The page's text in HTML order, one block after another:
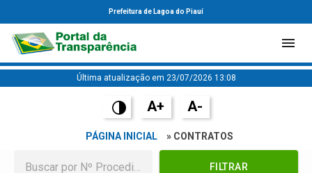
Prefeitura de Lagoa do Piauí
Última atualização em 23/07/2026 13:08
A+ A-
PÁGINA INICIAL » CONTRATOS
FILTRAR